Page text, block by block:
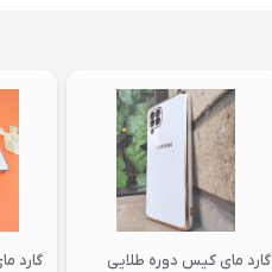
گارد مای کیس دوره طلایی
گارد